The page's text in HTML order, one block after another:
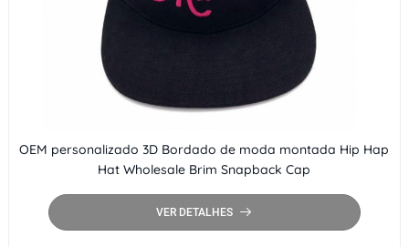
OEM personalizado 3D Bordado de moda montada Hip Hap
Hat Wholesale Brim Snapback Cap
VER DETALHES